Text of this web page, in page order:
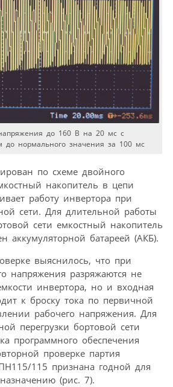
до 160 В на 20 мс с
до нормального значения за 100 мс
по схеме двойного
накопитель в цепи
работу инвертора при
сети. Для длительной работы
сети емкостный накопитель
аккумуляторной батареей (АКБ).
выяснилось, что при
напряжения разряжаются не
инвертора, но и входная
к броску тока по первичной
рабочего напряжения. Для
перегрузки бортовой сети
программного обеспечения
проверке партия
115 признана годной для
(рис. 7).